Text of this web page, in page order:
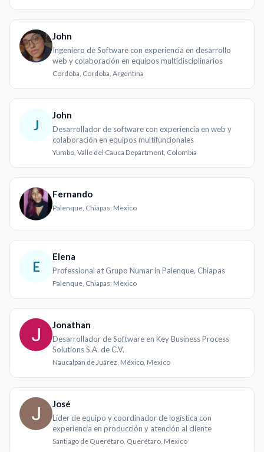
John
Ingeniero de Software con experiencia en desarrollo
web y colaboración en equipos multidisciplinarios
Cordoba, Cordoba, Argentina
J
John
Desarrollador de software con experiencia en web y
colaboración en equipos multifuncionales
Yumbo, Valle del Cauca Department, Colombia
Fernando
Palenque, Chiapas, Mexico
E
Elena
Professional at Grupo Numar in Palenque, Chiapas
Palenque, Chiapas, Mexico
Jonathan
Desarrollador de Software en Key Business Process
Solutions S.A. de C.V.
Naucalpan de Juárez, México, Mexico
José
Líder de equipo y coordinador de logística con
experiencia en producción y atención al cliente
Santiago de Querétaro, Querétaro, Mexico